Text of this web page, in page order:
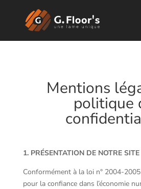
Mentions
politique
1. PRÉSENTATION DE NOTRE
Conformément à la loi n° 2004-
pour la confiance dans l’économie